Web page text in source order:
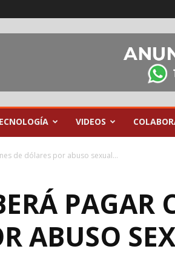
VIDEOS
de dólares por abuso sexual...
PAGAR
ABUSO